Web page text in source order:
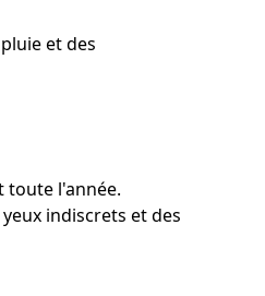
et des
toute l'année.
indiscrets et des